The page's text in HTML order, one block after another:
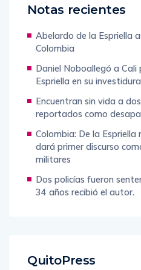
Notas recientes
Abelardo de la Espriella
Colombia
Daniel Noboallegó a
Espriella en su investidura
Encuentran sin vida a
reportados como
Colombia: De la
dará primer discurso
militares
Dos policías fueron
34 años recibió el autor.
QuitoPress